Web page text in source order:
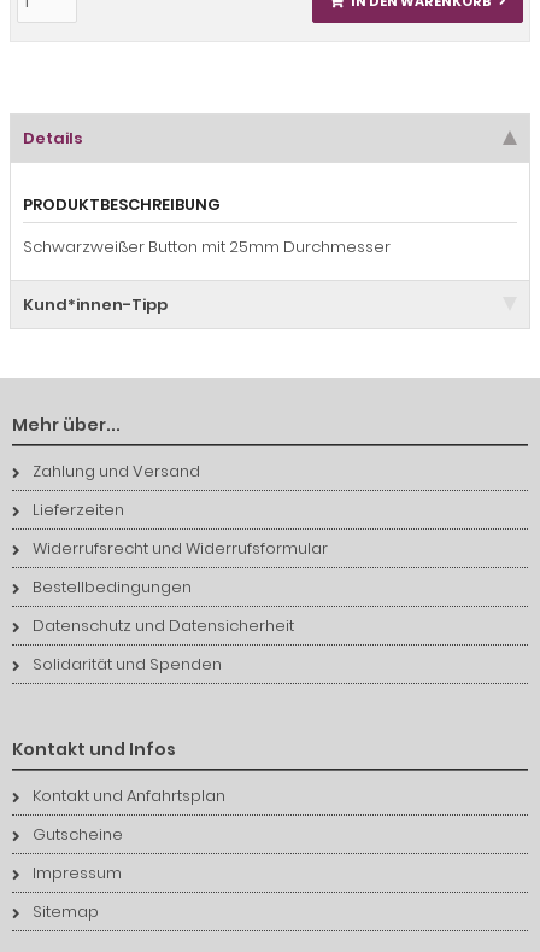
Details
PRODUKTBESCHREIBUNG
Schwarzweißer Button mit 25mm Durchmesser
Kund*innen-Tipp
Mehr über...
Zahlung und Versand
Lieferzeiten
Widerrufsrecht und Widerrufsformular
Bestellbedingungen
Datenschutz und Datensicherheit
Solidarität und Spenden
Kontakt und Infos
Kontakt und Anfahrtsplan
Gutscheine
Impressum
Sitemap